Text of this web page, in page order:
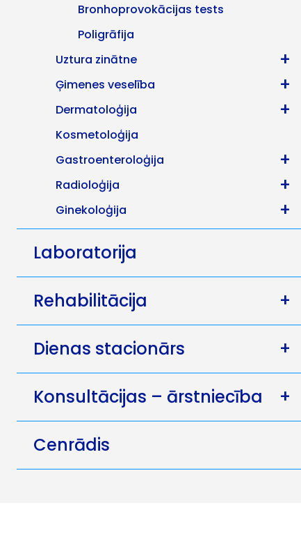
Bronhoprovokācijas tests
Poligrāfija
Uztura zinātne
+
Ģimenes veselība +
Dermatoloģija +
Kosmetoloģija
Gastroenteroloģija
+
Radioloģija +
Ginekoloģija
+
Laboratorija
Rehabilitācija +
Dienas stacionārs +
Konsultācijas – ārstniecība +
Cenrādis